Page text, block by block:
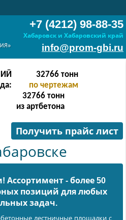
+7 (4212) 98-88-35
Хабаровск и Хабаровский край
info@prom-gbi.ru
65534тонн
по чертежам
65534 тонн
из артбетона
Получить прайс лист
- более 50
позиций для любых
задач.
лестничные площадки с